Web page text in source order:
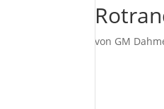
von GM